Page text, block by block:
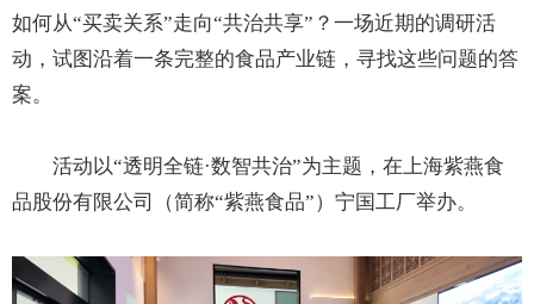
如何从“买卖关系”走向“共治共享”？一场近期的调研活
动，试图沿着一条完整的食品产业链，寻找这些问题的答
案。
活动以“透明全链·数智共治”为主题，在上海紫燕食
品股份有限公司（简称“紫燕食品”）宁国工厂举办。